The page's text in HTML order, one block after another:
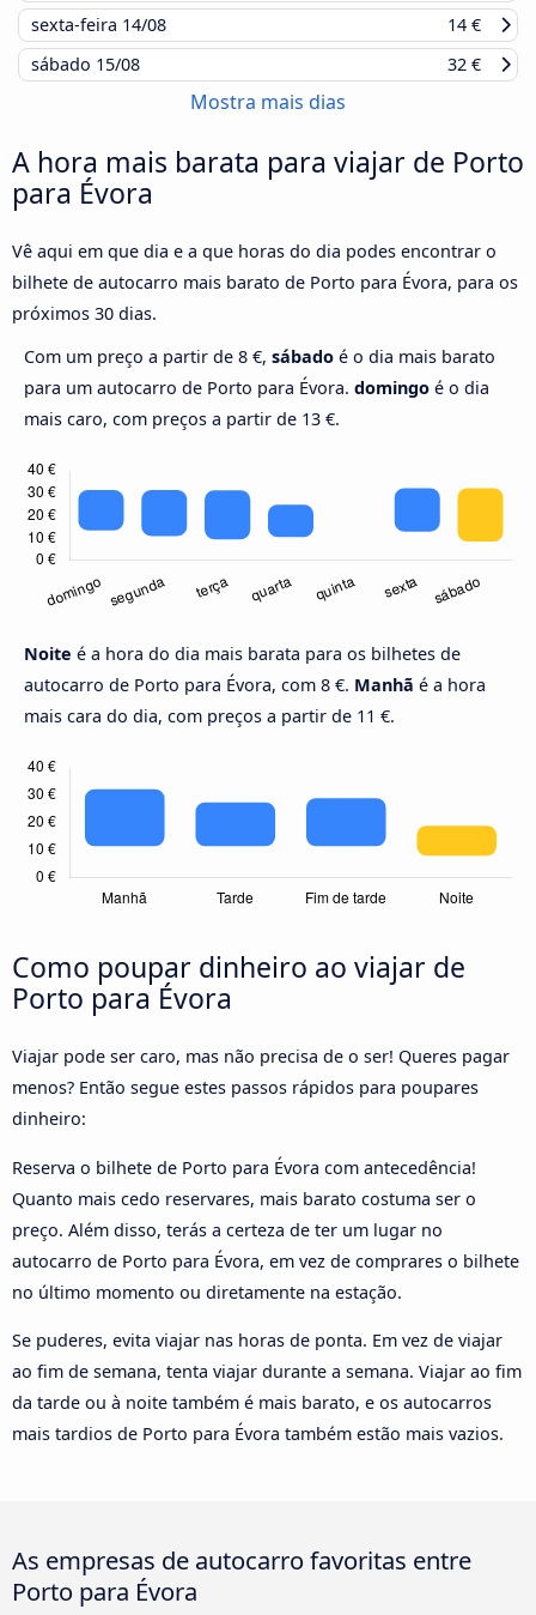
sexta-feira 14/08
14 €
sábado 15/08 32 €
Mostra mais dias
A hora mais barata para viajar de Porto
para Évora
Vê aqui em que dia e a que horas do dia podes encontrar o
bilhete de autocarro mais barato de Porto para Évora, para os
próximos 30 dias.
Com um preço a partir de 8 €, sábado é o dia mais barato
para um autocarro de Porto para Évora. domingo é o dia
mais caro, com preços a partir de 13 €.
Noite é a hora do dia mais barata para os bilhetes de
autocarro de Porto para Évora, com 8 €. Manhã é a hora
mais cara do dia, com preços a partir de 11 €.
Como poupar dinheiro ao viajar de
Porto para Évora
Viajar pode ser caro, mas não precisa de o ser! Queres pagar
menos? Então segue estes passos rápidos para poupares
dinheiro:
Reserva o bilhete de Porto para Évora com antecedência!
Quanto mais cedo reservares, mais barato costuma ser o
preço. Além disso, terás a certeza de ter um lugar no
autocarro de Porto para Évora, em vez de comprares o bilhete
no último momento ou diretamente na estação.
Se puderes, evita viajar nas horas de ponta. Em vez de viajar
ao fim de semana, tenta viajar durante a semana. Viajar ao fim
da tarde ou à noite também é mais barato, e os autocarros
mais tardios de Porto para Évora também estão mais vazios.
As empresas de autocarro favoritas entre
Porto para Évora